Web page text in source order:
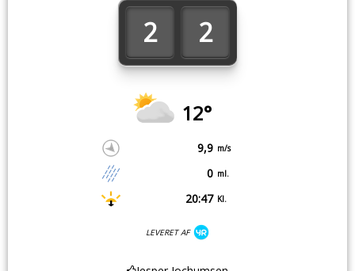
2 2
12°
9,9 m/s
0 ml.
20:47 Kl.
LEVERET AF